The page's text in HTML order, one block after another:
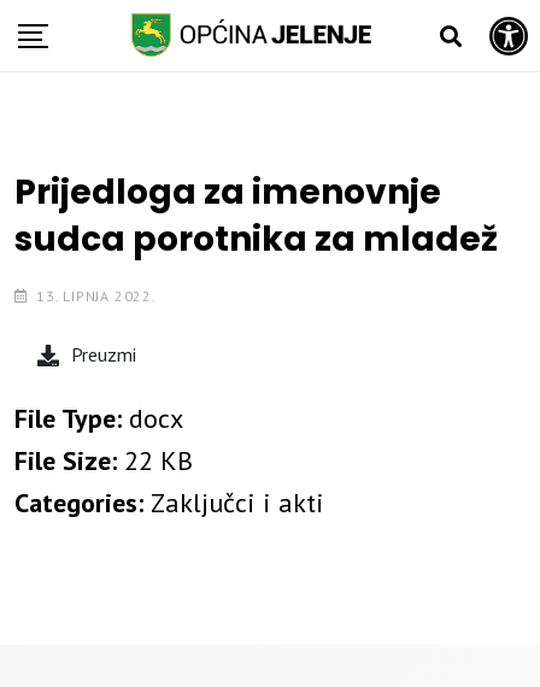
Open toolbar
Skip
Prijedloga za imenovnje
sudca porotnika za mladež
13. LIPNJA 2022.
Preuzmi
File Type: docx
File Size: 22 KB
Categories: Zaključci i akti